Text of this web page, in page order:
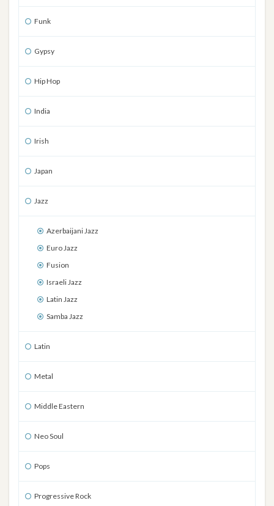
Funk
Gypsy
Hip Hop
India
Irish
Japan
Jazz
Azerbaijani Jazz
Euro Jazz
Fusion
Israeli Jazz
Latin Jazz
Samba Jazz
Latin
Metal
Middle Eastern
Neo Soul
Pops
Progressive Rock